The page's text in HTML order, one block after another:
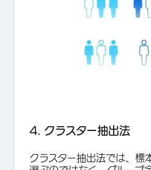
4. クラスター抽出法
クラスター抽出法では、標